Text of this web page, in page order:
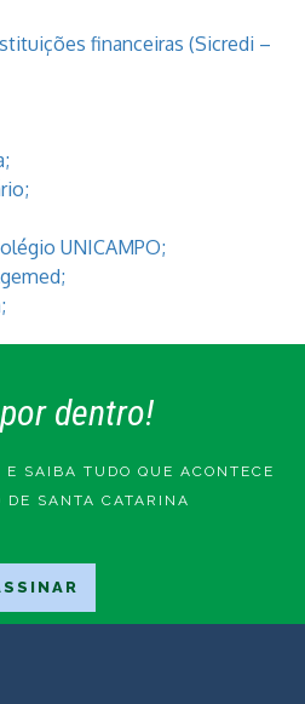
financeiras (Sicredi –
UNICAMPO;
dentro!
SAIBA TUDO QUE ACONTECE
DE SANTA CATARINA